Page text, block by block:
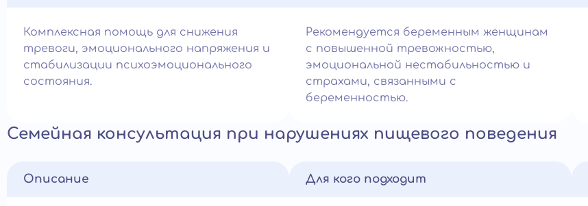
Комплексная помощь для снижения
тревоги, эмоционального напряжения и
стабилизации психоэмоционального
состояния.
Рекомендуется беременным женщинам
с повышенной тревожностью,
эмоциональной нестабильностью и
страхами, связанными с
беременностью.
Семейная консультация при нарушениях пищевого поведения
Описание Для кого подходит